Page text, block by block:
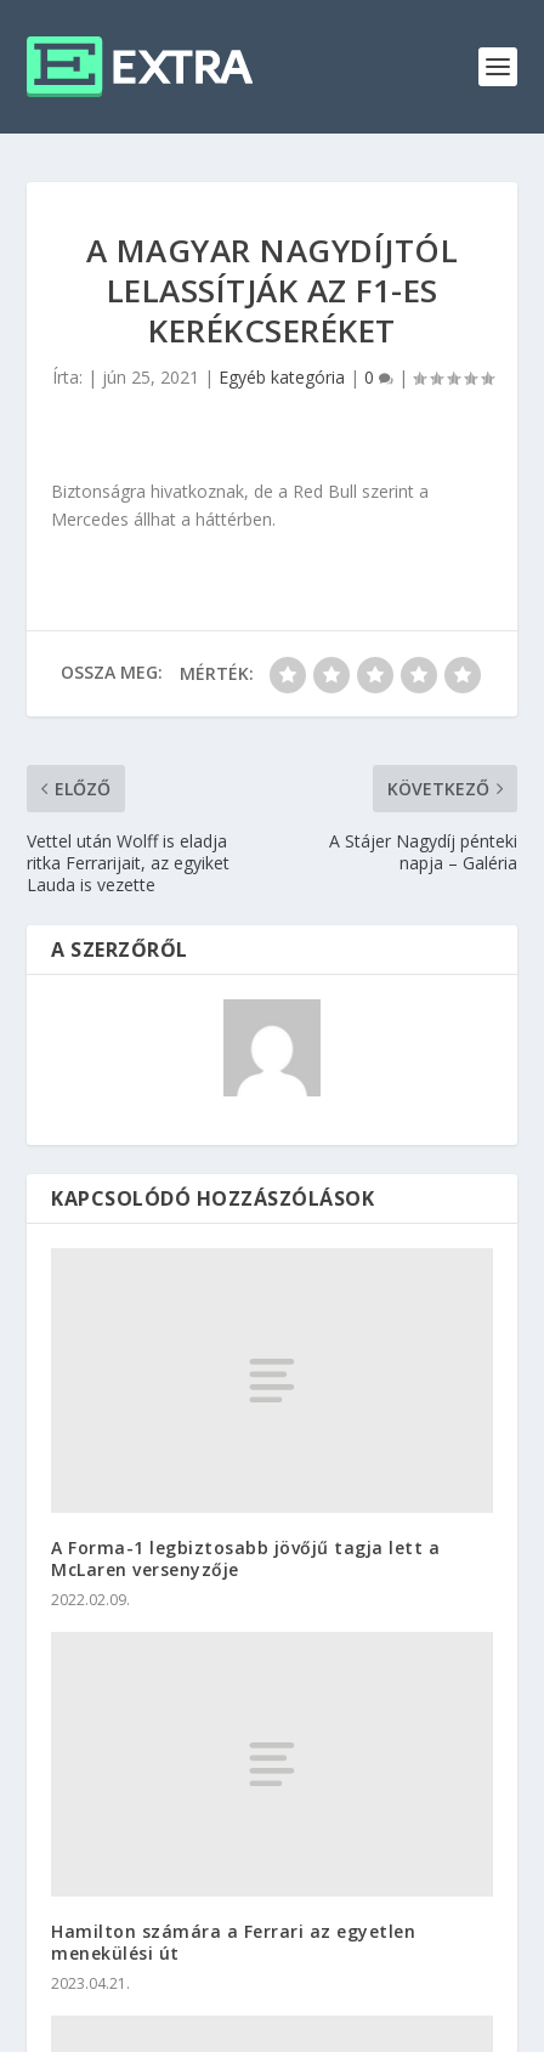
A MAGYAR NAGYDÍJTÓL
LELASSÍTJÁK AZ F1-ES
KERÉKCSERÉKET
Írta: | jún 25, 2021 | Egyéb kategória | 0 |
Biztonságra hivatkoznak, de a Red Bull szerint a
Mercedes állhat a háttérben.
OSSZA MEG: MÉRTÉK:
ELŐZŐ
Vettel után Wolff is eladja
ritka Ferrarijait, az egyiket
Lauda is vezette
KÖVETKEZŐ
A Stájer Nagydíj pénteki
napja – Galéria
A SZERZŐRŐL
KAPCSOLÓDÓ HOZZÁSZÓLÁSOK
A Forma-1 legbiztosabb jövőjű tagja lett a
McLaren versenyzője
2022.02.09.
Hamilton számára a Ferrari az egyetlen
menekülési út
2023.04.21.